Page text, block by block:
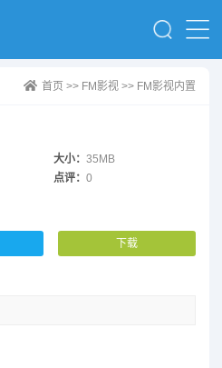
首页 >> FM影视 >> FM影视内置
大小：35MB
点评：0
下载